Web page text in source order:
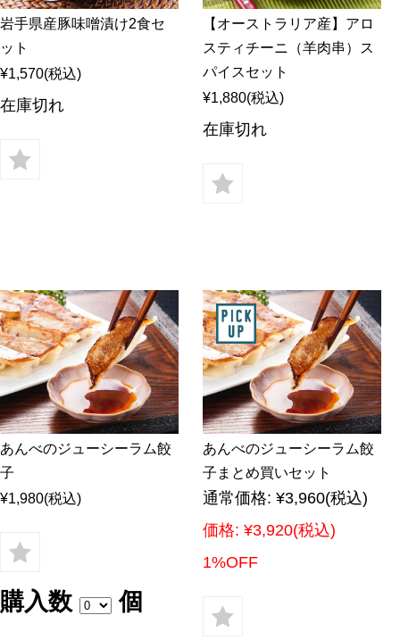
岩手県産豚味噌漬け2食セ
ット
¥1,570(税込)
在庫切れ
【オーストラリア産】アロ
スティチーニ（羊肉串）ス
パイスセット
¥1,880(税込)
在庫切れ
あんべのジューシーラム餃
子
¥1,980(税込)
購入数 個
あんべのジューシーラム餃
子まとめ買いセット
通常価格: ¥3,960(税込)
価格: ¥3,920(税込)
1%OFF